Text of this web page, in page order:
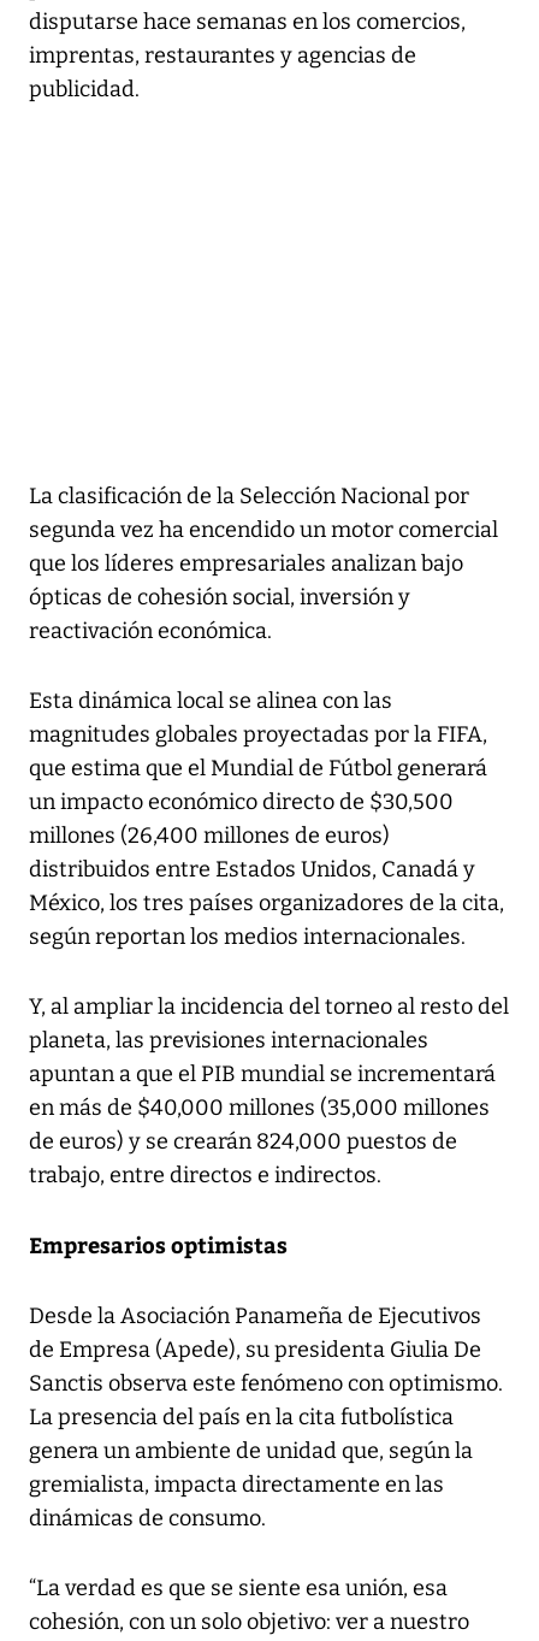
disputarse hace semanas en los comercios,
imprentas, restaurantes y agencias de
publicidad.
La clasificación de la Selección Nacional por
segunda vez ha encendido un motor comercial
que los líderes empresariales analizan bajo
ópticas de cohesión social, inversión y
reactivación económica.
Esta dinámica local se alinea con las
magnitudes globales proyectadas por la FIFA,
que estima que el Mundial de Fútbol generará
un impacto económico directo de $30,500
millones (26,400 millones de euros)
distribuidos entre Estados Unidos, Canadá y
México, los tres países organizadores de la cita,
según reportan los medios internacionales.
Y, al ampliar la incidencia del torneo al resto del
planeta, las previsiones internacionales
apuntan a que el PIB mundial se incrementará
en más de $40,000 millones (35,000 millones
de euros) y se crearán 824,000 puestos de
trabajo, entre directos e indirectos.
Empresarios optimistas
Desde la Asociación Panameña de Ejecutivos
de Empresa (Apede), su presidenta Giulia De
Sanctis observa este fenómeno con optimismo.
La presencia del país en la cita futbolística
genera un ambiente de unidad que, según la
gremialista, impacta directamente en las
dinámicas de consumo.
“La verdad es que se siente esa unión, esa
cohesión, con un solo objetivo: ver a nuestro